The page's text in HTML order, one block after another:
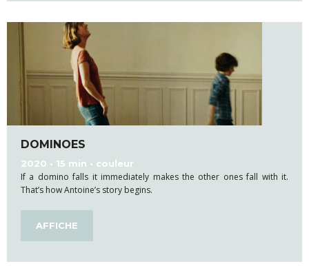
DOMINOES
2020 • 15 min • couleur
If a domino falls it immediately makes the other ones fall with it.
That’s how Antoine’s story begins.
AFFICHE